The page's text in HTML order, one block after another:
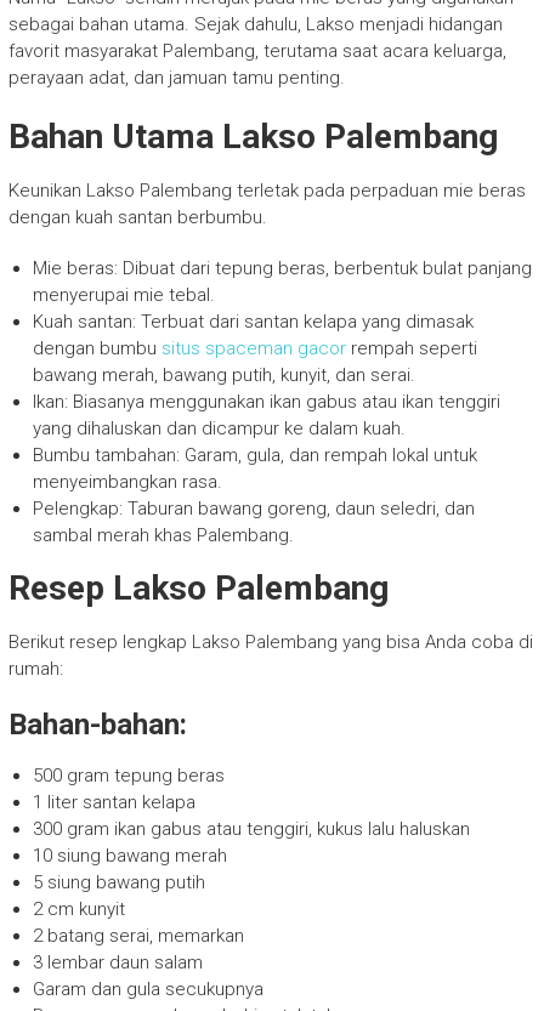
sebagai bahan utama. Sejak dahulu, Lakso menjadi hidangan
favorit masyarakat Palembang, terutama saat acara keluarga,
perayaan adat, dan jamuan tamu penting.
Bahan Utama Lakso Palembang
Keunikan Lakso Palembang terletak pada perpaduan mie beras
dengan kuah santan berbumbu.
Mie beras: Dibuat dari tepung beras, berbentuk bulat panjang
menyerupai mie tebal.
Kuah santan: Terbuat dari santan kelapa yang dimasak
dengan bumbu situs spaceman gacorrempah seperti
bawang merah, bawang putih, kunyit, dan serai.
Ikan: Biasanya menggunakan ikan gabus atau ikan tenggiri
yang dihaluskan dan dicampur ke dalam kuah.
Bumbu tambahan: Garam, gula, dan rempah lokal untuk
menyeimbangkan rasa.
Pelengkap: Taburan bawang goreng, daun seledri, dan
sambal merah khas Palembang.
Resep Lakso Palembang
Berikut resep lengkap Lakso Palembang yang bisa Anda coba di
rumah:
Bahan-bahan:
500 gram tepung beras
1 liter santan kelapa
300 gram ikan gabus atau tenggiri, kukus lalu haluskan
10 siung bawang merah
5 siung bawang putih
2 cm kunyit
2 batang serai, memarkan
3 lembar daun salam
Garam dan gula secukupnya